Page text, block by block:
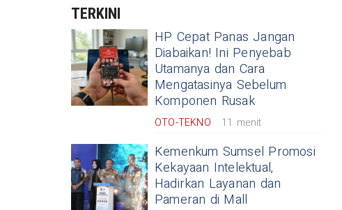
TERKINI
HP Cepat Panas Jangan
Diabaikan! Ini Penyebab
Utamanya dan Cara
Mengatasinya Sebelum
Komponen Rusak
OTO-TEKNO 11 menit
Kemenkum Sumsel Promosi
Kekayaan Intelektual,
Hadirkan Layanan dan
Pameran di Mall